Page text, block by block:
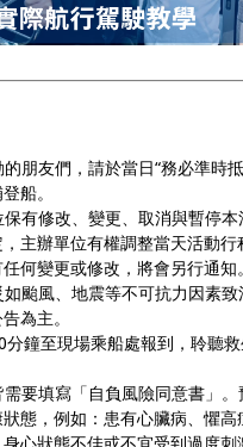
朋友們，請於當日“務必準時
船。
保有修改、變更、取消與暫停
主辦單位有權調整當天活動
何變更或修改，將會另行通知。
颱風、地震等不可抗力因素
為主。
分鐘至現場乘船處報到，聆聽
需要填寫「自負風險同意書」
態，例如：患有心臟病、懼高